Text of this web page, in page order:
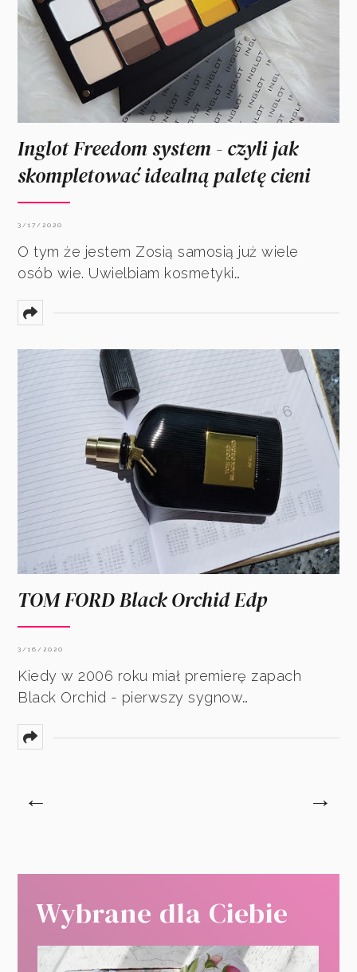
Inglot Freedom system - czyli jak
skompletować idealną paletę cieni
3/17/2020
O tym że jestem Zosią samosią już wiele
osób wie. Uwielbiam kosmetyki…
TOM FORD Black Orchid Edp
3/16/2020
Kiedy w 2006 roku miał premierę zapach
Black Orchid - pierwszy sygnow…
← →
Wybrane dla Ciebie